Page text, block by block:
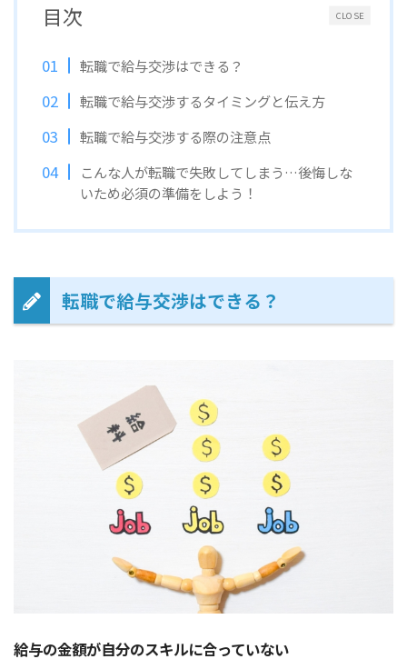
CLOSE
目次
転職で給与交渉はできる？
転職で給与交渉するタイミングと伝え方
転職で給与交渉する際の注意点
こんな人が転職で失敗してしまう…後悔しな
いため必須の準備をしよう！
転職で給与交渉はできる？
給与の金額が自分のスキルに合っていない